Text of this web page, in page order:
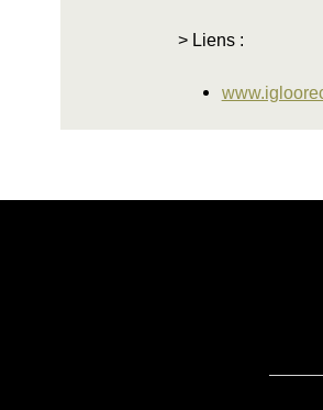
> Liens :